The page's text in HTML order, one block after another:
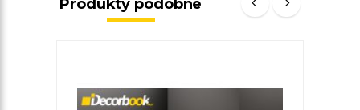
Produkty podobne